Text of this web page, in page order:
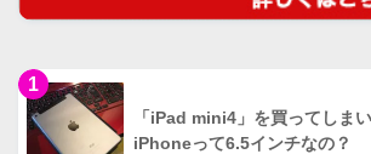
1
「iPad mini4」を買ってしま
iPhoneって6.5インチなの？